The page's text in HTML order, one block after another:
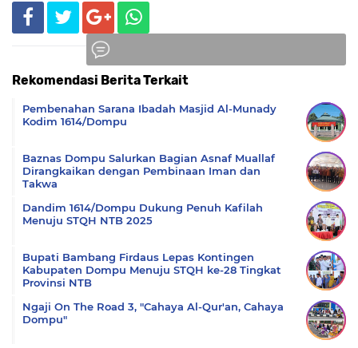
Rekomendasi Berita Terkait
Pembenahan Sarana Ibadah Masjid Al-Munady
Kodim 1614/Dompu
Baznas Dompu Salurkan Bagian Asnaf Muallaf
Dirangkaikan dengan Pembinaan Iman dan
Takwa
Dandim 1614/Dompu Dukung Penuh Kafilah
Menuju STQH NTB 2025
Bupati Bambang Firdaus Lepas Kontingen
Kabupaten Dompu Menuju STQH ke-28 Tingkat
Provinsi NTB
Ngaji On The Road 3, "Cahaya Al-Qur'an, Cahaya
Dompu"